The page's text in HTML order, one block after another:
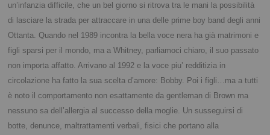
un’infanzia difficile, che un bel giorno si ritrova tra le mani la possibilità
di lasciare la strada per attraccare in una delle prime boy band degli anni
Ottanta. Quando nel 1989 incontra la bella voce nera ha già matrimoni e
figli sparsi per il mondo, ma a Whitney, parliamoci chiaro, il suo passato
non importa affatto.Arrivano al 1992 e la voce piu’ redditizia in
circolazione ha fatto la sua scelta d’amore: Bobby.
Poi i figli…ma a tutti
è noto il comportamento non esattamente da gentleman di Brown ma
nessuno sa dell’allergia al successo della moglie. Un susseguirsi di
botte, denunce, maltrattamenti verbali, fisici che portano alla